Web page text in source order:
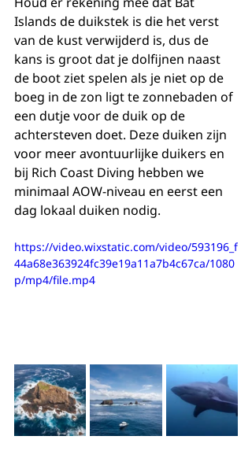
Islands de duikstek is die het verst
van de kust verwijderd is, dus de
kans is groot dat je dolfijnen naast
de boot ziet spelen als je niet op de
boeg in de zon ligt te zonnebaden of
een dutje voor de duik op de
achtersteven doet. Deze duiken zijn
voor meer avontuurlijke duikers en
bij Rich Coast Diving hebben we
minimaal AOW-niveau en eerst een
dag lokaal duiken nodig.
https://video.wixstatic.com/video/593196_f
44a68e363924fc39e19a11a7b4c67ca/1080
p/mp4/file.mp4